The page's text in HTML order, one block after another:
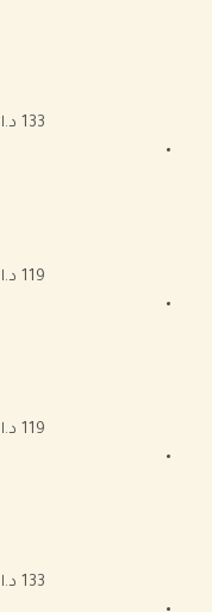
133 د.ا
119 د.ا
119 د.ا
133 د.ا